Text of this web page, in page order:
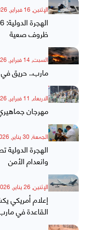
الإثنين, 16 فبراير, 2026
ظروف صعية
السبت, 14 فبراير, 2026
مارب.. حريق في
الاربعاء, 11 فبراير, 2026
مهرجان
الجمعة, 30 يناير, 2026
الهجرة الدولية
وانعدام الأمن
الإثنين, 26 يناير, 2026
إعلام أمريكي
القاعدة في